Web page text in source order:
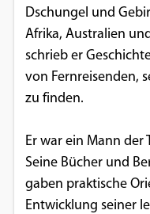
Dschungel und
Afrika, Australien
schrieb er
von Fernreisenden,
zu finden.
Er war ein Mann der
Seine Bücher und
gaben praktische
Entwicklung seiner
EXTERNE
Um Inhalte
Social Media
Medien
YouTube